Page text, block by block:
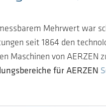
Mehrwert war
seit 1864 den
Maschinen von
für AERZEN